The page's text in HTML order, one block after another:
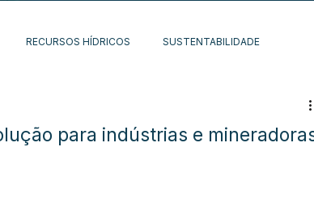
RECURSOS HÍDRICOS SUSTENTABILIDADE
para indústrias e